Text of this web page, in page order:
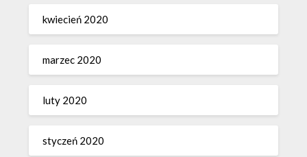
kwiecień 2020
marzec 2020
luty 2020
styczeń 2020